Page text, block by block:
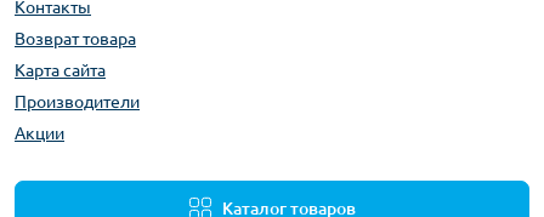
Контакты
Возврат товара
Карта сайта
Производители
Акции
Каталог товаров